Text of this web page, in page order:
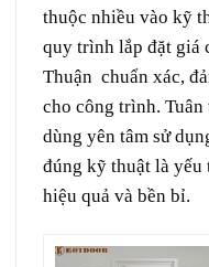
thuộc nhiều vào kỹ
quy trình lắp đặt giá
Thuận chuẩn xác,
cho công trình.
dùng yên tâm sử
đúng kỹ thuật là yếu
hiệu quả và bền bỉ.